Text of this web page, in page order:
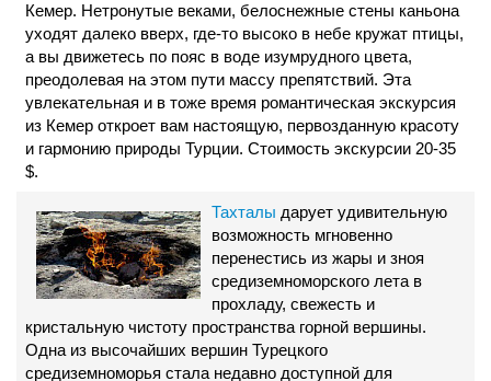
Кемер. Нетронутые веками, белоснежные стены каньона
уходят далеко вверх, где-то высоко в небе кружат птицы,
а вы движетесь по пояс в воде изумрудного цвета,
преодолевая на этом пути массу препятствий. Эта
увлекательная и в тоже время романтическая экскурсия
из Кемер откроет вам настоящую, первозданную красоту
и гармонию природы Турции. Стоимость экскурсии 20-35
$.
Тахталы дарует удивительную
возможность мгновенно
перенестись из жары и зноя
средиземноморского лета в
прохладу, свежесть и
кристальную чистоту пространства горной вершины.
Одна из высочайших вершин Турецкого
средиземноморья стала недавно доступной для